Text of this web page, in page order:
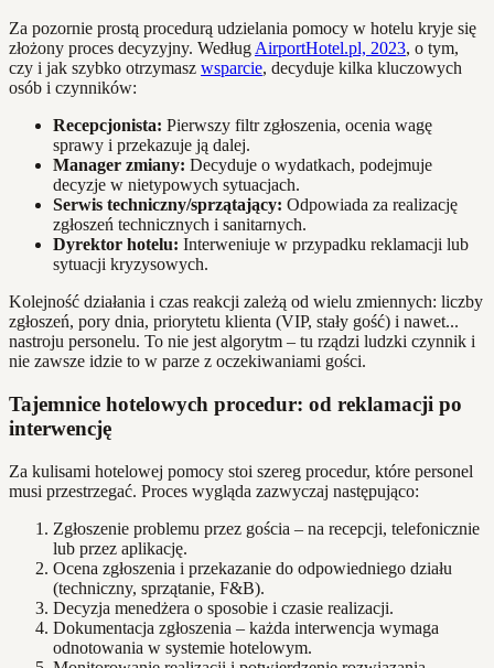
Za pozornie prostą procedurą udzielania pomocy w hotelu kryje się
złożony proces decyzyjny. Według AirportHotel.pl, 2023, o tym,
czy i jak szybko otrzymasz wsparcie, decyduje kilka kluczowych
osób i czynników:
Recepcjonista: Pierwszy filtr zgłoszenia, ocenia wagę
sprawy i przekazuje ją dalej.
Manager zmiany: Decyduje o wydatkach, podejmuje
decyzje w nietypowych sytuacjach.
Serwis techniczny/sprzątający: Odpowiada za realizację
zgłoszeń technicznych i sanitarnych.
Dyrektor hotelu: Interweniuje w przypadku reklamacji lub
sytuacji kryzysowych.
Kolejność działania i czas reakcji zależą od wielu zmiennych: liczby
zgłoszeń, pory dnia, priorytetu klienta (VIP, stały gość) i nawet...
nastroju personelu. To nie jest algorytm – tu rządzi ludzki czynnik i
nie zawsze idzie to w parze z oczekiwaniami gości.
Tajemnice hotelowych procedur: od reklamacji po
interwencję
Za kulisami hotelowej pomocy stoi szereg procedur, które personel
musi przestrzegać. Proces wygląda zazwyczaj następująco:
Zgłoszenie problemu przez gościa – na recepcji, telefonicznie
lub przez aplikację.
Ocena zgłoszenia i przekazanie do odpowiedniego działu
(techniczny, sprzątanie, F&B).
Decyzja menedżera o sposobie i czasie realizacji.
Dokumentacja zgłoszenia – każda interwencja wymaga
odnotowania w systemie hotelowym.